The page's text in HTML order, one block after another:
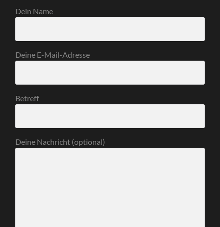
Dein Name
Deine E-Mail-Adresse
Betreff
Deine Nachricht (optional)